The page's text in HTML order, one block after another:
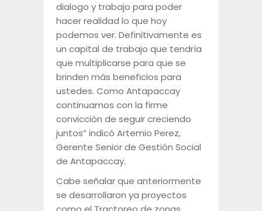
dialogo y trabajo para poder
hacer realidad lo que hoy
podemos ver. Definitivamente es
un capital de trabajo que tendría
que multiplicarse para que se
brinden más beneficios para
ustedes. Como Antapaccay
continuamos con la firme
convicción de seguir creciendo
juntos” indicó Artemio Perez,
Gerente Senior de Gestión Social
de Antapaccay.
Cabe señalar que anteriormente
se desarrollaron ya proyectos